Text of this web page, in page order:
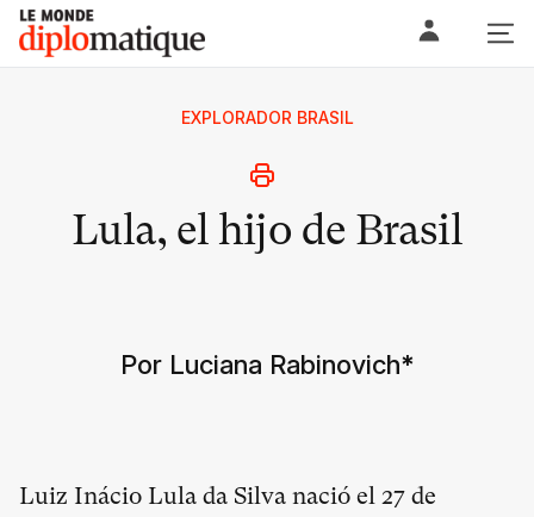
Skip
content
Le monde diplomatique
EXPLORADOR BRASIL
Lula, el hijo de Brasil
Por Luciana Rabinovich*
Luiz Inácio Lula da Silva nació el 27 de